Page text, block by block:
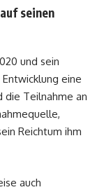
seinen
und sein
eine
die Teilnahme an
Reichtum ihm
auch